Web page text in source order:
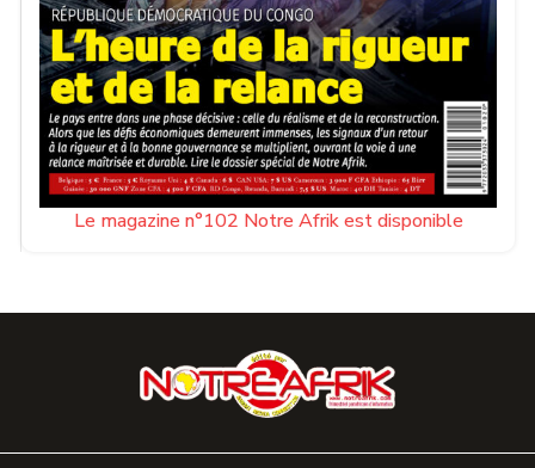
Le magazine n°102 Notre Afrik est disponible